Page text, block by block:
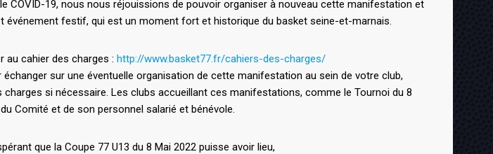
COVID-19, nous nous réjouissions de pouvoir organiser à nouveau cette manifestation et
événement festif, qui est un moment fort et historique du basket seine-et-marnais.
au cahier des charges : http://www.basket77.fr/cahiers-des-charges/
sur une éventuelle organisation de cette manifestation au sein de votre club,
charges si nécessaire. Les clubs accueillant ces manifestations, comme le Tournoi du 8
Comité et de son personnel salarié et bénévole.
que la Coupe 77 U13 du 8 Mai 2022 puisse avoir lieu,